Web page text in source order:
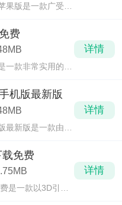
果版是一款广受众
下载中即使用户们
件视频功能中进
费
一款非常实用的高
互联网社交技
网络部署发案。
详情
机版最新版
最新版是一款由腾
最新版中有着诸多
。
详情
免费
是一款以3D引擎
详情